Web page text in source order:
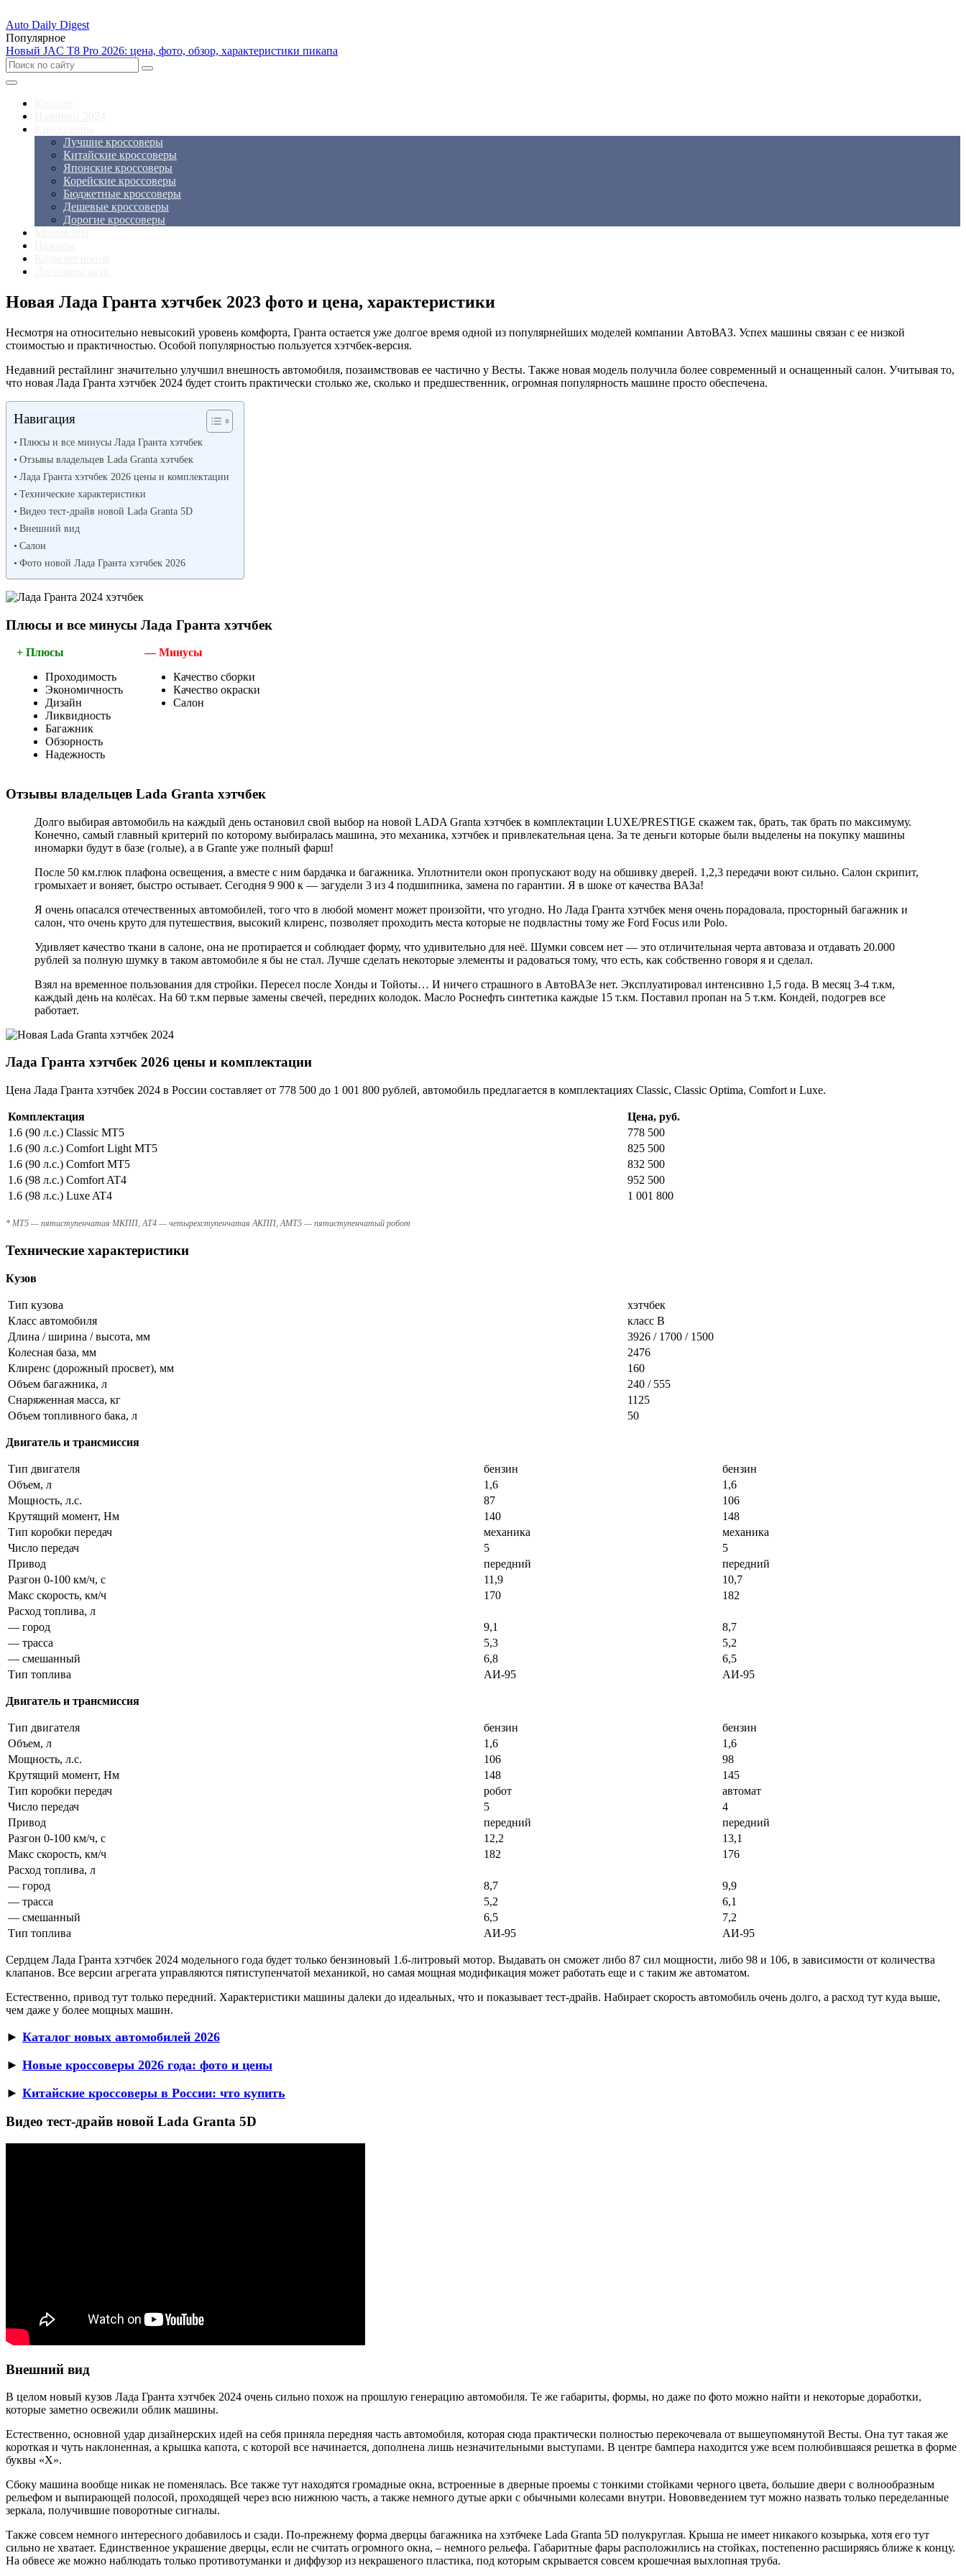
Auto Daily Digest
Популярное
Новый JAC T8 Pro 2026: цена, фото, обзор, характеристики пикапа
Лучшие кроссоверы
Китайские кроссоверы
Японские кроссоверы
Корейские кроссоверы
Бюджетные кроссоверы
Дешевые кроссоверы
Дорогие кроссоверы
Новая Лада Гранта хэтчбек 2023 фото и цена, характеристики
Несмотря на относительно невысокий уровень комфорта, Гранта остается уже долгое время одной из популярнейших моделей компании АвтоВАЗ. Успех машины связан с ее низкой
стоимостью и практичностью. Особой популярностью пользуется хэтчбек-версия.
Недавний рестайлинг значительно улучшил внешность автомобиля, позаимствовав ее частично у Весты. Также новая модель получила более современный и оснащенный салон. Учитывая то,
что новая Лада Гранта хэтчбек 2024 будет стоить практически столько же, сколько и предшественник, огромная популярность машине просто обеспечена.
Навигация
Плюсы и все минусы Лада Гранта хэтчбек
Отзывы владельцев Lada Granta хэтчбек
Лада Гранта хэтчбек 2026 цены и комплектации
Технические характеристики
Видео тест-драйв новой Lada Granta 5D
Внешний вид
Салон
Фото новой Лада Гранта хэтчбек 2026
Плюсы и все минусы Лада Гранта хэтчбек
+ Плюсы
Проходимость
Экономичность
Дизайн
Ликвидность
Багажник
Обзорность
Надежность
— Минусы
Качество сборки
Качество окраски
Салон
Отзывы владельцев Lada Granta хэтчбек
Долго выбирая автомобиль на каждый день остановил свой выбор на новой LADA Granta хэтчбек в комплектации LUXE/PRESTIGE скажем так, брать, так брать по максимуму.
Конечно, самый главный критерий по которому выбиралась машина, это механика, хэтчбек и привлекательная цена. За те деньги которые были выделены на покупку машины
иномарки будут в базе (голые), а в Grantе уже полный фарш!
После 50 км.глюк плафона освещения, а вместе с ним бардачка и багажника. Уплотнители окон пропускают воду на обшивку дверей. 1,2,3 передачи воют сильно. Салон скрипит,
громыхает и воняет, быстро остывает. Сегодня 9 900 к — загудели 3 из 4 подшипника, замена по гарантии. Я в шоке от качества ВАЗа!
Я очень опасался отечественных автомобилей, того что в любой момент может произойти, что угодно. Но Лада Гранта хэтчбек меня очень порадовала, просторный багажник и
салон, что очень круто для путешествия, высокий клиренс, позволяет проходить места которые не подвластны тому же Ford Focus или Polo.
Удивляет качество ткани в салоне, она не протирается и соблюдает форму, что удивительно для неё. Шумки совсем нет — это отличительная черта автоваза и отдавать 20.000
рублей за полную шумку в таком автомобиле я бы не стал. Лучше сделать некоторые элементы и радоваться тому, что есть, как собственно говоря я и сделал.
Взял на временное пользования для стройки. Пересел после Хонды и Тойоты… И ничего страшного в АвтоВАЗе нет. Эксплуатировал интенсивно 1,5 года. В месяц 3-4 т.км,
каждый день на колёсах. На 60 т.км первые замены свечей, передних колодок. Масло Роснефть синтетика каждые 15 т.км. Поставил пропан на 5 т.км. Кондей, подогрев все
работает.
Лада Гранта хэтчбек 2026 цены и комплектации
Цена Лада Гранта хэтчбек 2024 в России составляет от 778 500 до 1 001 800 рублей, автомобиль предлагается в комплектациях Classic, Classic Optima, Comfort и Luxe.
Комплектация
Цена, руб.
1.6 (90 л.с.) Classic MT5
778 500
1.6 (90 л.с.) Comfort Light MT5
825 500
1.6 (90 л.с.) Comfort MT5
832 500
1.6 (98 л.с.) Comfort AT4
952 500
1.6 (98 л.с.) Luxe AT4
1 001 800
* MT5 — пятиступенчатая МКПП, AT4 — четырехступенчатая АКПП, AMT5 — пятиступенчатый робот
Технические характеристики
Кузов
Тип кузова
хэтчбек
Класс автомобиля
класс B
Длина / ширина / высота, мм
3926 / 1700 / 1500
Колесная база, мм
2476
Клиренс (дорожный просвет), мм
160
Объем багажника, л
240 / 555
Снаряженная масса, кг
1125
Объем топливного бака, л
50
Двигатель и трансмиссия
Тип двигателя бензин
бензин
Объем, л
1,6
1,6
Мощность, л.с.
87
106
Крутящий момент, Нм
140
148
Тип коробки передач
механика
механика
Число передач
5
5
Привод
передний
передний
Разгон 0-100 км/ч, с
11,9
10,7
Макс скорость, км/ч
170
182
Расход топлива, л
— город
9,1
8,7
— трасса
5,3
5,2
— смешанный
6,8
6,5
Тип топлива
АИ-95 АИ-95
Двигатель и трансмиссия
Тип двигателя бензин
бензин
Объем, л
1,6
1,6
Мощность, л.с.
106
98
Крутящий момент, Нм
148
145
Тип коробки передач
робот
автомат
Число передач
5
4
Привод
передний
передний
Разгон 0-100 км/ч, с
12,2
13,1
Макс скорость, км/ч
182
176
Расход топлива, л
— город
8,7
9,9
— трасса
5,2
6,1
— смешанный
6,5
7,2
Тип топлива
АИ-95 АИ-95
Сердцем Лада Гранта хэтчбек 2024 модельного года будет только бензиновый 1.6-литровый мотор. Выдавать он сможет либо 87 сил мощности, либо 98 и 106, в зависимости от количества
клапанов. Все версии агрегата управляются пятиступенчатой механикой, но самая мощная модификация может работать еще и с таким же автоматом.
Естественно, привод тут только передний. Характеристики машины далеки до идеальных, что и показывает тест-драйв. Набирает скорость автомобиль очень долго, а расход тут куда выше,
чем даже у более мощных машин.
► Каталог новых автомобилей 2026
► Новые кроссоверы 2026 года: фото и цены
► Китайские кроссоверы в России: что купить
Видео тест-драйв новой Lada Granta 5D
Внешний вид
В целом новый кузов Лада Гранта хэтчбек 2024 очень сильно похож на прошлую генерацию автомобиля. Те же габариты, формы, но даже по фото можно найти и некоторые доработки,
которые заметно освежили облик машины.
Естественно, основной удар дизайнерских идей на себя приняла передняя часть автомобиля, которая сюда практически полностью перекочевала от вышеупомянутой Весты. Она тут такая же
короткая и чуть наклоненная, а крышка капота, с которой все начинается, дополнена лишь незначительными выступами. В центре бампера находится уже всем полюбившаяся решетка в форме
буквы «Х».
Сбоку машина вообще никак не поменялась. Все также тут находятся громадные окна, встроенные в дверные проемы с тонкими стойками черного цвета, большие двери с волнообразным
рельефом и выпирающей полосой, проходящей через всю нижнюю часть, а также немного дутые арки с обычными колесами внутри. Нововведением тут можно назвать только переделанные
зеркала, получившие поворотные сигналы.
Также совсем немного интересного добавилось и сзади. По-прежнему форма дверцы багажника на хэтбчеке Lada Granta 5D полукруглая. Крыша не имеет никакого козырька, хотя его тут
сильно не хватает. Единственное украшение дверцы, если не считать огромного окна, – немного рельефа. Габаритные фары расположились на стойках, постепенно расширяясь ближе к концу.
На обвесе же можно наблюдать только противотуманки и диффузор из некрашеного пластика, под которым скрывается совсем крошечная выхлопная труба.